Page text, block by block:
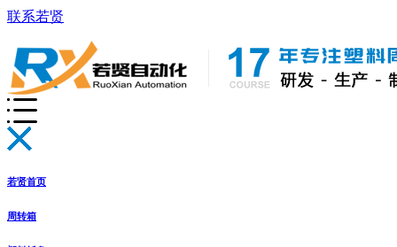
联系若贤
若贤首页
周转箱